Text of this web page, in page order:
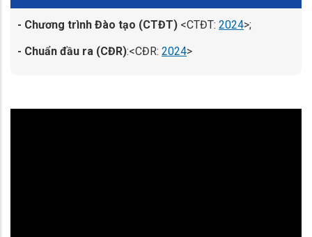
- Chương trình Đào tạo (CTĐT) <CTĐT: 2024>;
- Chuẩn đầu ra (CĐR):<CĐR: 2024>